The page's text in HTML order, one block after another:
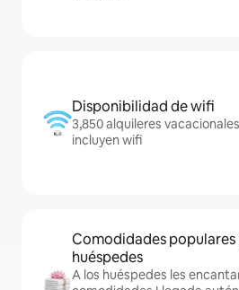
Disponibilidad de wifi
3,850 alquileres
incluyen wifi
Comodidades populares
huéspedes
A los huéspedes les